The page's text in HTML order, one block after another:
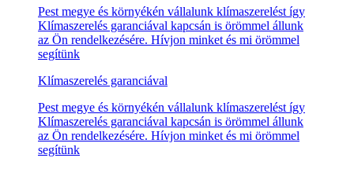
Pest megye és környékén vállalunk klímaszerelést így
Klímaszerelés garanciával kapcsán is örömmel állunk
az Ön rendelkezésére. Hívjon minket és mi örömmel
segítünk
Klímaszerelés garanciával
Pest megye és környékén vállalunk klímaszerelést így
Klímaszerelés garanciával kapcsán is örömmel állunk
az Ön rendelkezésére. Hívjon minket és mi örömmel
segítünk